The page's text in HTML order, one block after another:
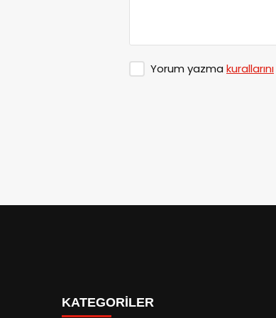
Yorum yazma kurallarını
KATEGORİLER